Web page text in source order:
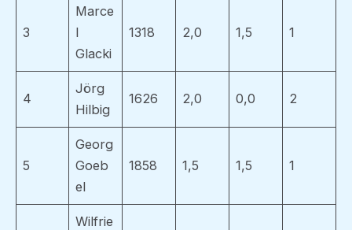
3
Marce
l
Glacki
1318 2,0 1,5 1
4
Jörg
Hilbig
1626 2,0 0,0 2
5
Georg
Goeb
el
1858 1,5 1,5 1
Wilfrie